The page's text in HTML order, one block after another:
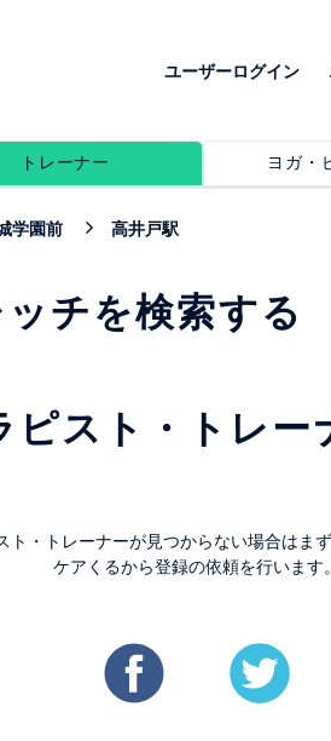
ユーザーログイン
トレーナー ヨガ・
学園前 高井戸駅
チを検索する
スト・トレ
ト・トレーナーが見つからない場合はま
ケアくるから登録の依頼を行います。